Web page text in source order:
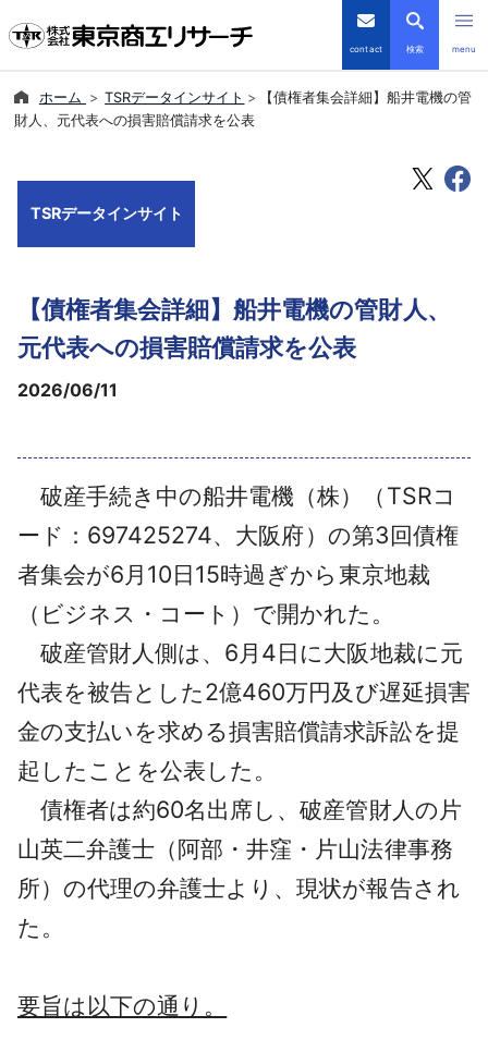
contact 検索 menu
倒産・注目企業情報
会社案内
導入事例
採用情報
よくあるご質問
English
ホーム TSRデータインサイト
【債権者集会詳細】船井電機の管
財人、元代表への損害賠償請求を公表
TSRデータインサイト
【債権者集会詳細】船井電機の管財人、
元代表への損害賠償請求を公表
2026/06/11
破産手続き中の船井電機（株）（TSRコ
ード：697425274、大阪府）の第3回債権
者集会が6月10日15時過ぎから東京地裁
（ビジネス・コート）で開かれた。
破産管財人側は、6月4日に大阪地裁に元
代表を被告とした2億460万円及び遅延損害
金の支払いを求める損害賠償請求訴訟を提
起したことを公表した。
債権者は約60名出席し、破産管財人の片
山英二弁護士（阿部・井窪・片山法律事務
所）の代理の弁護士より、現状が報告され
た。
要旨は以下の通り。